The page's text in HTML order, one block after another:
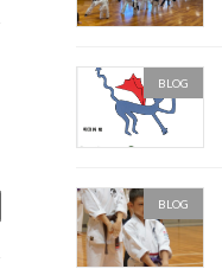
BLOG
BLOG